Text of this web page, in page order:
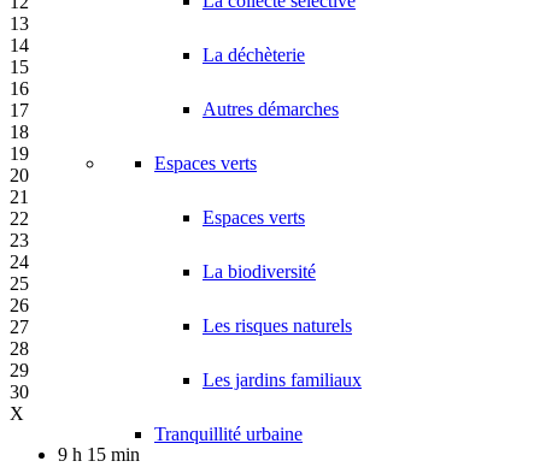
La déchèterie
Autres démarches
Espaces verts
Espaces verts
La biodiversité
Les risques naturels
Les jardins familiaux
Tranquillité urbaine
13
14
15
16
17
18
19
20
21
22
23
24
25
26
27
28
29
30
X
9 h 15 min